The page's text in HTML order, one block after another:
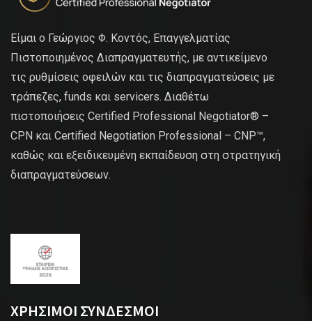
Είμαι ο Γεώργιος Φ. Κοντός, Επαγγελματίας
Πιστοποιημένος Διαπραγματευτής, με αντικείμενο
τις ρυθμίσεις οφειλών και τις διαπραγματεύσεις με
τράπεζες, funds και servicers. Διαθέτω
πιστοποιήσεις Certified Professional Negotiator® –
CPN και Certified Negotiation Professional – CNP™,
καθώς και εξειδικευμένη εκπαίδευση στη στρατηγική
διαπραγματεύσεων.
ΧΡΗΣΙΜΟΙ ΣΥΝΔΕΣΜΟΙ